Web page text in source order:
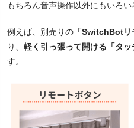
もちろん音声操作以外にもいろい
例えば、別売りの 「SwitchBot
り、 軽く引っ張って開ける「タ
す。